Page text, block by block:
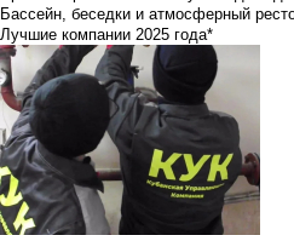
Бассейн, беседки и атмосферный
Лучшие компании 2025 года*